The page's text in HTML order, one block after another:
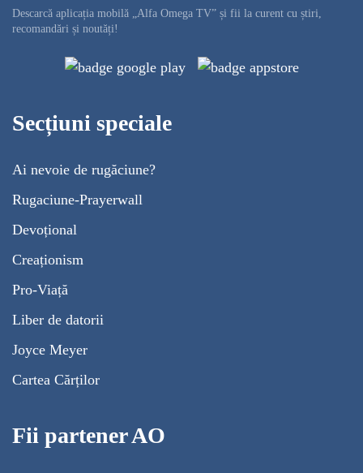
Descarcă aplicația mobilă „Alfa Omega TV” și fii la curent cu știri,
recomandări și noutăți!
Secțiuni speciale
Ai nevoie de rugăciune?
Rugaciune-Prayerwall
Devoțional
Creaționism
Pro-Viață
Liber de datorii
Joyce Meyer
Cartea Cărților
Fii partener AO